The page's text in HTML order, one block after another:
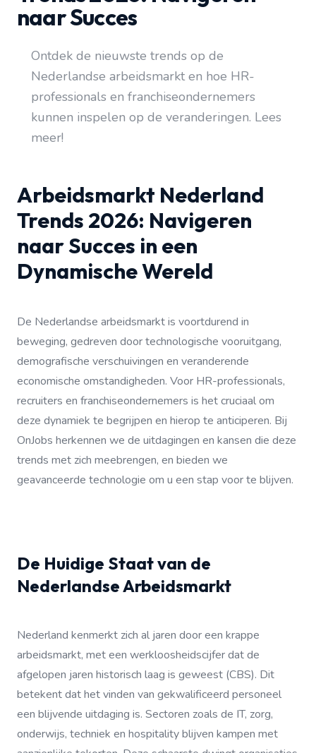
naar Succes
Ontdek de nieuwste trends op de
Nederlandse arbeidsmarkt en hoe HR-
professionals en franchiseondernemers
kunnen inspelen op de veranderingen. Lees
meer!
Arbeidsmarkt Nederland
Trends 2026: Navigeren
naar Succes in een
Dynamische Wereld
De Nederlandse arbeidsmarkt is voortdurend in
beweging, gedreven door technologische vooruitgang,
demografische verschuivingen en veranderende
economische omstandigheden. Voor HR-professionals,
recruiters en franchiseondernemers is het cruciaal om
deze dynamiek te begrijpen en hierop te anticiperen. Bij
OnJobs herkennen we de uitdagingen en kansen die deze
trends met zich meebrengen, en bieden we
geavanceerde technologie om u een stap voor te blijven.
De Huidige Staat van de
Nederlandse Arbeidsmarkt
Nederland kenmerkt zich al jaren door een krappe
arbeidsmarkt, met een werkloosheidscijfer dat de
afgelopen jaren historisch laag is geweest (CBS). Dit
betekent dat het vinden van gekwalificeerd personeel
een blijvende uitdaging is. Sectoren zoals de IT, zorg,
onderwijs, techniek en hospitality blijven kampen met